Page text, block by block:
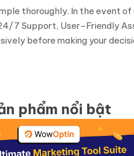
thoroughly. In the event
7 Support, User-Friendly
before making your
phẩm nổi bật